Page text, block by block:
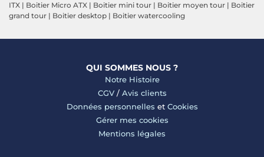
ITX | Boitier Micro ATX | Boitier mini tour | Boitier moyen tour | Boitier
grand tour | Boitier desktop | Boitier watercooling
QUI SOMMES NOUS ?
Notre Histoire
CGV/ Avis clients
Données personnelles et Cookies
Gérer mes cookies
Mentions légales